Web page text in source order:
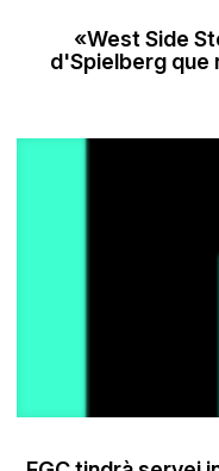
«West Side
d'Spielberg que